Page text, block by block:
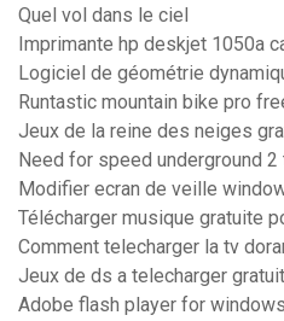
Quel vol dans le ciel
Imprimante hp deskjet 1050a
Logiciel de géométrie
Runtastic mountain bike pro
Jeux de la reine des neiges
Need for speed underground
Modifier ecran de veille
Télécharger musique gratuite
Comment telecharger la tv
Jeux de ds a telecharger
Adobe flash player for